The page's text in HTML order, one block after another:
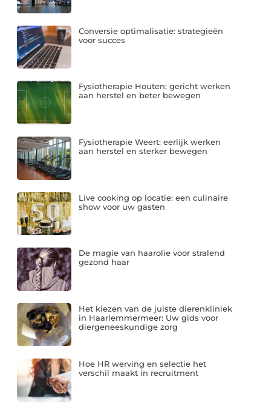
Conversie optimalisatie: strategieën
voor succes
Fysiotherapie Houten: gericht werken
aan herstel en beter bewegen
Fysiotherapie Weert: eerlijk werken
aan herstel en sterker bewegen
Live cooking op locatie: een culinaire
show voor uw gasten
De magie van haarolie voor stralend
gezond haar
Het kiezen van de juiste dierenkliniek
in Haarlemmermeer: Uw gids voor
diergeneeskundige zorg
Hoe HR werving en selectie het
verschil maakt in recruitment